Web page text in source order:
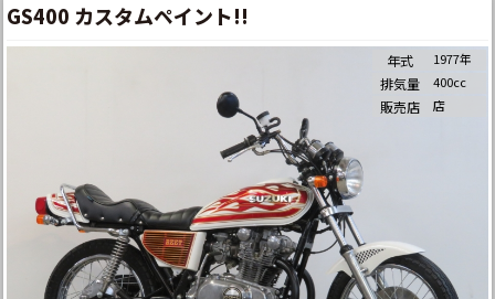
GS400 カスタムペイント!!
年式 1977年
排気量 400cc
販売店 店